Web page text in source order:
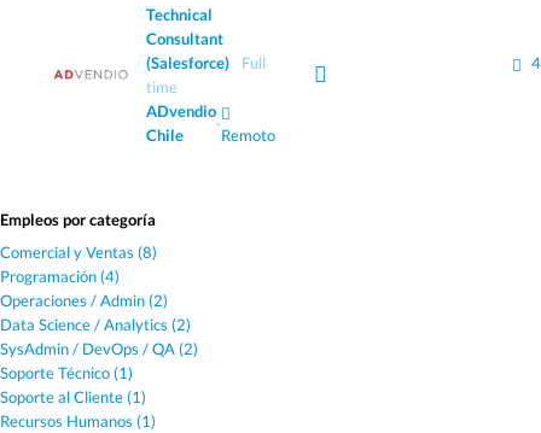
Technical
Consultant
(Salesforce)
Full
time
ADvendio
Chile
·
Remoto
Empleos por categoría
Comercial y Ventas (8)
Programación (4)
Operaciones / Admin (2)
Data Science / Analytics (2)
SysAdmin / DevOps / QA (2)
Soporte Técnico (1)
Soporte al Cliente (1)
Recursos Humanos (1)